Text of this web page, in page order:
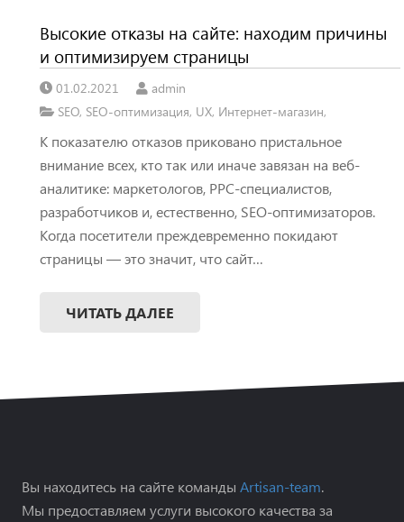
Высокие отказы на сайте: находим причины
и оптимизируем страницы
01.02.2021
admin
SEO, SEO-оптимизация, UX, Интернет-магазин,
К показателю отказов приковано пристальное
внимание всех, кто так или иначе завязан на веб-
аналитике: маркетологов, PPC-специалистов,
разработчиков и, естественно, SEO-оптимизаторов.
Когда посетители преждевременно покидают
страницы — это значит, что сайт…
ЧИТАТЬ ДАЛЕЕ
Вы находитесь на сайте команды Artisan-team.
Мы предоставляем услуги высокого качества за